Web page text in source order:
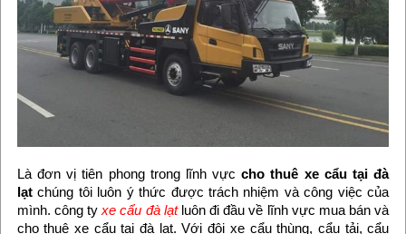
Là đơn vị tiên phong trong lĩnh vựccho thuê xe cẩu tại đà
lạtchúng tôi luôn ý thức được trách nhiệm và công việc của
mình. công tyxe cẩu đà lạtluôn đi đầu về lĩnh vực mua bán và
cho thuê xe cẩu tại đà lạt. Với đội xe cẩu thùng, cẩu tải, cẩu